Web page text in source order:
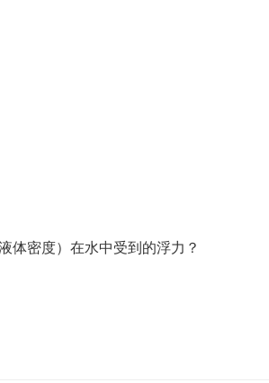
体密度）在水中受到的浮力？